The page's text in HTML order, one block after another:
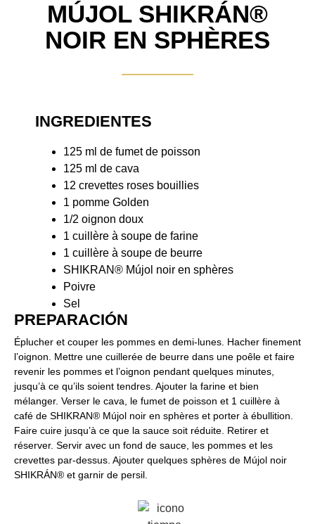
MÚJOL SHIKRÁN®
NOIR EN SPHÈRES
INGREDIENTES
125 ml de fumet de poisson
125 ml de cava
12 crevettes roses bouillies
1 pomme Golden
1/2 oignon doux
1 cuillère à soupe de farine
1 cuillère à soupe de beurre
SHIKRAN® Mújol noir en sphères
Poivre
Sel
PREPARACIÓN​
Éplucher et couper les pommes en demi-lunes. Hacher finement
l’oignon. Mettre une cuillerée de beurre dans une poêle et faire
revenir les pommes et l’oignon pendant quelques minutes,
jusqu’à ce qu’ils soient tendres. Ajouter la farine et bien
mélanger. Verser le cava, le fumet de poisson et 1 cuillère à
café de SHIKRAN® Mújol noir en sphères et porter à ébullition.
Faire cuire jusqu’à ce que la sauce soit réduite. Retirer et
réserver. Servir avec un fond de sauce, les pommes et les
crevettes par-dessus. Ajouter quelques sphères de Mújol noir
SHIKRÁN® et garnir de persil.